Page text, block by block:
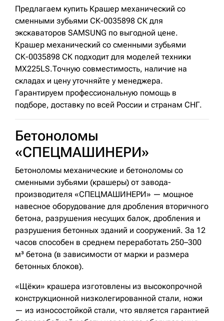
Предлагаем купить Крашер механический со
сменными зубьями СК-0035898 СК для
экскаваторов SAMSUNG по выгодной цене.
Крашер механический со сменными зубьями
СК-0035898 СК подходит для моделей техники
MX225LS.Точную совместимость, наличие на
складах и цену уточняйте у менеджера.
Гарантируем профессиональную помощь в
подборе, доставку по всей России и странам СНГ.
Бетоноломы
«СПЕЦМАШИНЕРИ»
Бетоноломы механические и бетоноломы со
сменными зубьями (крашеры) от завода-
производителя «СПЕЦМАШИНЕРИ» — мощное
навесное оборудование для дробления вторичного
бетона, разрушения несущих балок, дробления и
разрушения бетонных зданий и сооружений. За 12
часов способен в среднем переработать 250–300
м³ бетона (в зависимости от марки и размера
бетонных блоков).
«Щёки» крашера изготовлены из высокопрочной
конструкционной низколегированной стали, ножи
— из износостойкой стали, что является гарантией